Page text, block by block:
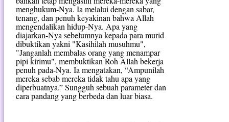
menghukum-Nya. Ia melalui dengan sabar,
tenang, dan penuh keyakinan bahwa Allah
mengendalikan hidup-Nya. Apa yang
diajarkan-Nya sebelumnya kepada para murid
dibuktikan yakni "Kasihilah musuhmu",
"Janganlah membalas orang yang menampar
pipi kirimu", membuktikan Roh Allah bekerja
penuh pada-Nya. Ia mengatakan, “Ampunilah
mereka sebab mereka tidak tahu apa yang
diperbuatnya.” Sungguh sebuah parameter dan
cara pandang yang berbeda dan luar biasa.